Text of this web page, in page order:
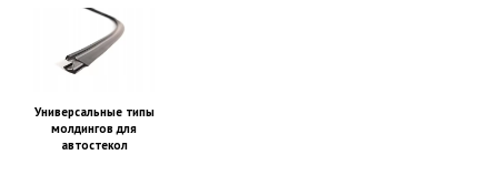
Универсальные типы
молдингов для
автостекол